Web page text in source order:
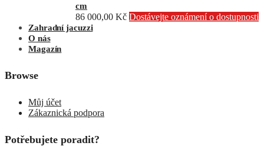
cm
86 000,00 Kč Dostávejte oznámení o dostupnosti
Zahradní jacuzzi
O nás
Magazín
Browse
Můj účet
Zákaznická podpora
Potřebujete poradit?